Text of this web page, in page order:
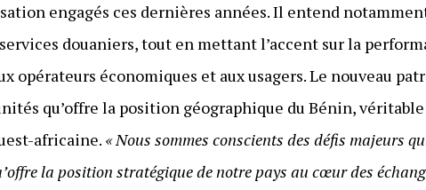
engagés ces dernières années. Il entend
douaniers, tout en mettant l’accent sur la
opérateurs économiques et aux usagers. Le nouveau
qu’offre la position géographique du Bénin,
africaine. « Nous sommes conscients des défis majeurs
la position stratégique de notre pays au cœur des